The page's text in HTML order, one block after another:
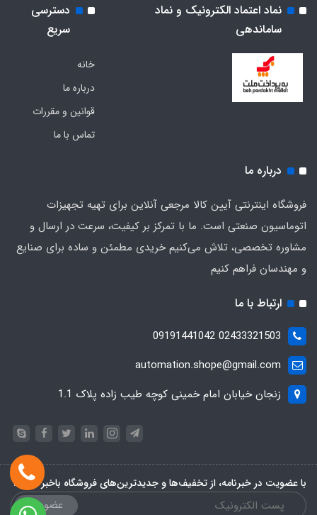
نماد اعتماد الکترونیک و نماد
ساماندهی
دسترسی
سریع
خانه
درباره ما
قوانین و مقررات
تماس با ما
درباره ما
فروشگاه اینترنتی آیین کالا مرجعی آنلاین برای تهیه تجهیزات
اتوماسیون صنعتی است. ما با تمرکز بر کیفیت، سرعت در ارسال و
مشاوره تخصصی، تلاش می‌کنیم خریدی مطمئن و ساده برای صنایع
و مهندسان فراهم کنیم
ارتباط با ما
02433321503 09191441042
automation.shope@gmail.com
زنجان خیابان امام خمینی کوچه طیب زاده پلاک 1.1
با عضویت در خبرنامه، از تخفیف‌ها و جدیدترین‌های فروشگاه باخبر شوید:
عضویت